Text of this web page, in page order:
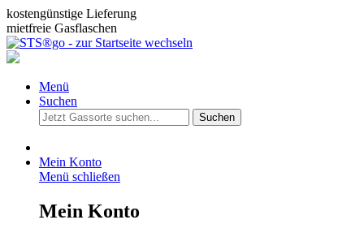
kostengünstige Lieferung
mietfreie Gasflaschen
Menü
Suchen
Suchen
Mein Konto
Menü schließen
Mein Konto